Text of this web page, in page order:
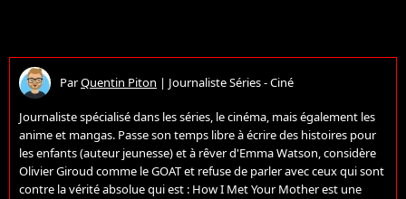
ParQuentin Piton | Journaliste Séries - Ciné
Journaliste spécialisé dans les séries, le cinéma, mais également les
anime et mangas. Passe son temps libre à écrire des histoires pour
les enfants (auteur jeunesse) et à rêver d'Emma Watson, considère
Olivier Giroud comme le GOAT et refuse de parler avec ceux qui sont
contre la vérité absolue qui est : How I Met Your Mother est une